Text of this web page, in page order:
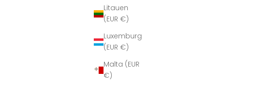
Litauen
(EUR €)
Luxemburg
(EUR €)
Malta (EUR
€)